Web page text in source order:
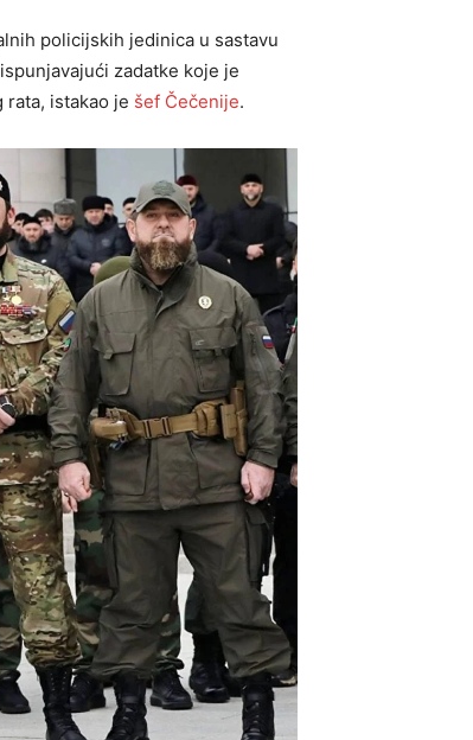
policijskih jedinica u sastavu
zadatke koje je
istakao je šef Čečenije.